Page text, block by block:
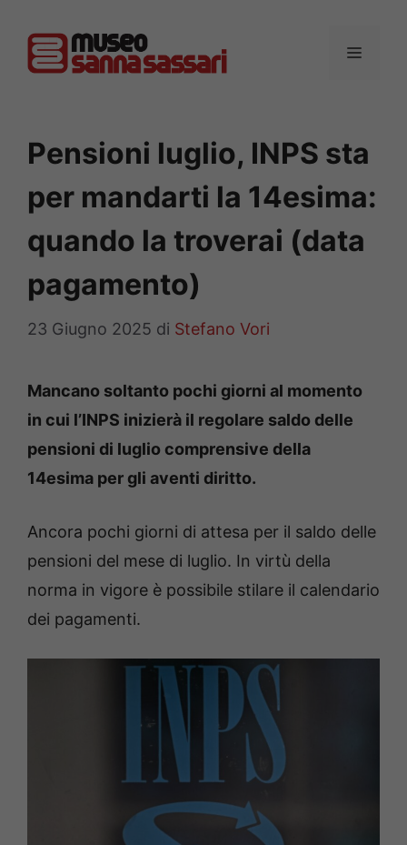
contenuto
MENU
Pensioni luglio, INPS sta
per mandarti la 14esima:
quando la troverai (data
pagamento)
23 Giugno 2025 di Stefano Vori
Mancano soltanto pochi giorni al momento
in cui l’INPS inizierà il regolare saldo delle
pensioni di luglio comprensive della
14esima per gli aventi diritto.
Ancora pochi giorni di attesa per il saldo delle
pensioni del mese di luglio. In virtù della
norma in vigore è possibile stilare il calendario
dei pagamenti.